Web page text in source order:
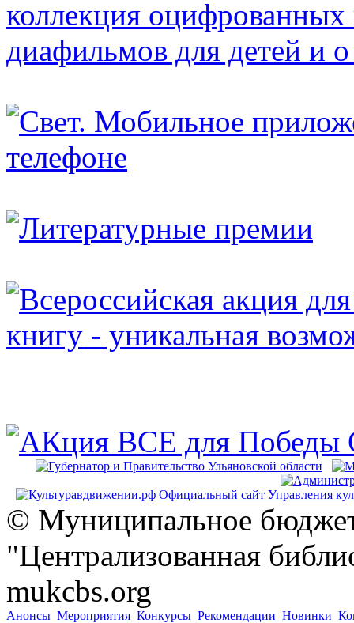
© Муниципальное
"Централизованная
mukcbs.org
Анонсы Мероприятия Конкурсы Рекомендации Новинки